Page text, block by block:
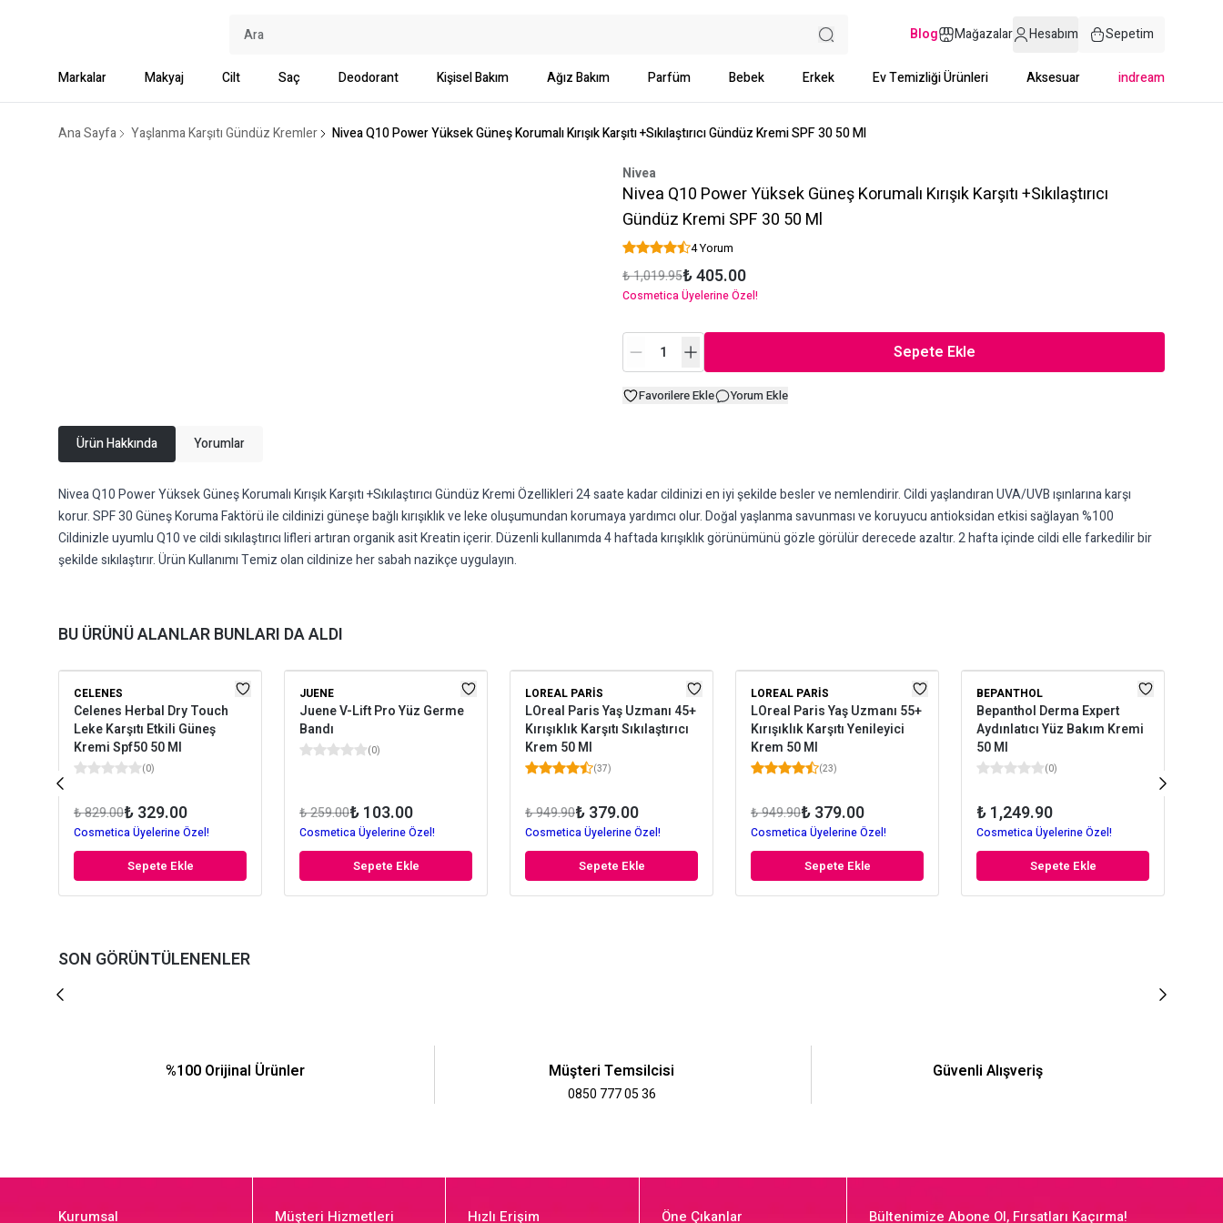
Blog Mağazalar Hesabım Sepetim
Markalar Makyaj Cilt Saç Deodorant Kişisel Bakım Ağız Bakım Parfüm Bebek Erkek Ev Temizliği Ürünleri Aksesuar indream
Ana Sayfa Yaşlanma Karşıtı Gündüz Kremler Nivea Q10 Power Yüksek Güneş Korumalı Kırışık Karşıtı +Sıkılaştırıcı Gündüz Kremi SPF 30 50 Ml
Nivea
Nivea Q10 Power Yüksek Güneş Korumalı Kırışık Karşıtı +Sıkılaştırıcı
Gündüz Kremi SPF 30 50 Ml
4 Yorum
₺ 1,019.95₺ 405.00
Cosmetica Üyelerine Özel!
Sepete Ekle
Favorilere Ekle Yorum Ekle
Ürün Hakkında Yorumlar
Nivea Q10 Power Yüksek Güneş Korumalı Kırışık Karşıtı +Sıkılaştırıcı Gündüz Kremi Özellikleri 24 saate kadar cildinizi en iyi şekilde besler ve nemlendirir. Cildi yaşlandıran UVA/UVB ışınlarına karşı
korur. SPF 30 Güneş Koruma Faktörü ile cildinizi güneşe bağlı kırışıklık ve leke oluşumundan korumaya yardımcı olur. Doğal yaşlanma savunması ve koruyucu antioksidan etkisi sağlayan %100
Cildinizle uyumlu Q10 ve cildi sıkılaştırıcı lifleri artıran organik asit Kreatin içerir. Düzenli kullanımda 4 haftada kırışıklık görünümünü gözle görülür derecede azaltır. 2 hafta içinde cildi elle farkedilir bir
şekilde sıkılaştırır. Ürün Kullanımı Temiz olan cildinize her sabah nazikçe uygulayın.
BU ÜRÜNÜ ALANLAR BUNLARI DA ALDI
CELENES
Celenes Herbal Dry Touch
Leke Karşıtı Etkili Güneş
Kremi Spf50 50 Ml
(0)
₺ 829.00₺ 329.00
Cosmetica Üyelerine Özel!
Sepete Ekle
JUENE
Juene V-Lift Pro Yüz Germe
Bandı
(0)
₺ 259.00₺ 103.00
Cosmetica Üyelerine Özel!
Sepete Ekle
LOREAL PARIS
LOreal Paris Yaş Uzmanı 45+
Kırışıklık Karşıtı Sıkılaştırıcı
Krem 50 Ml
(37)
₺ 949.90₺ 379.00
Cosmetica Üyelerine Özel!
Sepete Ekle
LOREAL PARIS
LOreal Paris Yaş Uzmanı 55+
Kırışıklık Karşıtı Yenileyici
Krem 50 Ml
(23)
₺ 949.90₺ 379.00
Cosmetica Üyelerine Özel!
Sepete Ekle
BEPANTHOL
Bepanthol Derma Expert
Aydınlatıcı Yüz Bakım Kremi
50 Ml
(0)
₺ 1,249.90
Cosmetica Üyelerine Özel!
Sepete Ekle
SON GÖRÜNTÜLENENLER
%100 Orijinal Ürünler Müşteri Temsilcisi
0850 777 05 36
Güvenli Alışveriş
Kurumsal Müşteri Hizmetleri Hızlı Erişim Öne Çıkanlar Bültenimize Abone Ol, Fırsatları Kaçırma!